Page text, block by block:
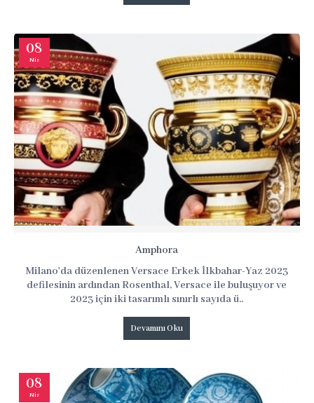
08
Nis
Amphora
Milano'da düzenlenen Versace Erkek İlkbahar-Yaz 2023
defilesinin ardından Rosenthal, Versace ile buluşuyor ve
2023 için iki tasarımlı sınırlı sayıda ü..
Devamını Oku
08
Nis